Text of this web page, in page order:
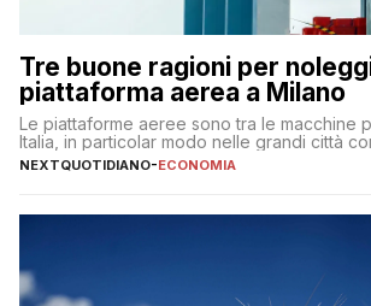
Tre buone ragioni per
piattaforma aerea a Milano
Le piattaforme aeree sono tra le macchine
Italia, in particolar modo nelle grandi città
NEXTQUOTIDIANO-ECONOMIA